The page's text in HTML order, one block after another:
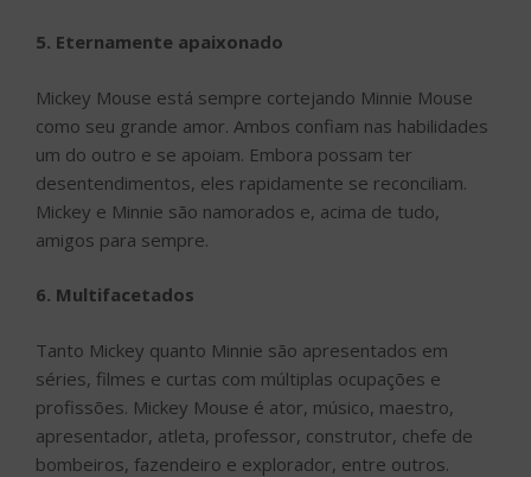
5. Eternamente apaixonado
Mickey Mouse está sempre cortejando Minnie Mouse
como seu grande amor. Ambos confiam nas habilidades
um do outro e se apoiam. Embora possam ter
desentendimentos, eles rapidamente se reconciliam.
Mickey e Minnie são namorados e, acima de tudo,
amigos para sempre.
6. Multifacetados
Tanto Mickey quanto Minnie são apresentados em
séries, filmes e curtas com múltiplas ocupações e
profissões. Mickey Mouse é ator, músico, maestro,
apresentador, atleta, professor, construtor, chefe de
bombeiros, fazendeiro e explorador, entre outros.